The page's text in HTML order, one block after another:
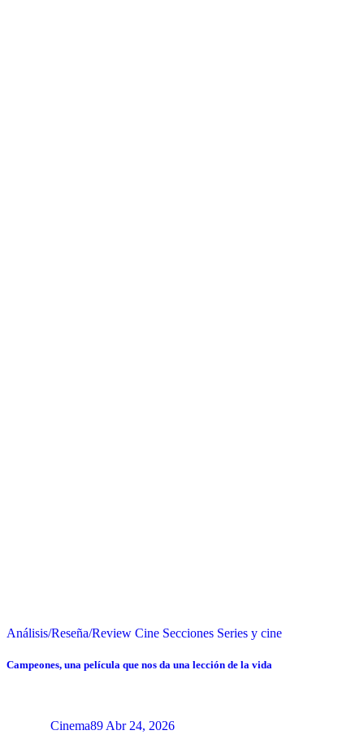
Análisis/Reseña/Review Cine Secciones Series y cine
Campeones, una película que nos da una lección de la vida
Cinema89 Abr 24, 2026